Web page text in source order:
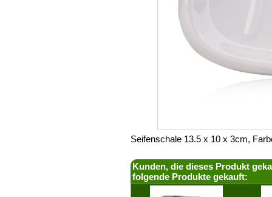
Seifenschale 13.5 x 10 x 3cm,
Kunden, die dieses Produkt
folgende Produkte gekauft: